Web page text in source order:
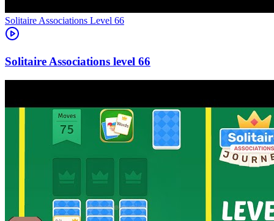
Level 66
66